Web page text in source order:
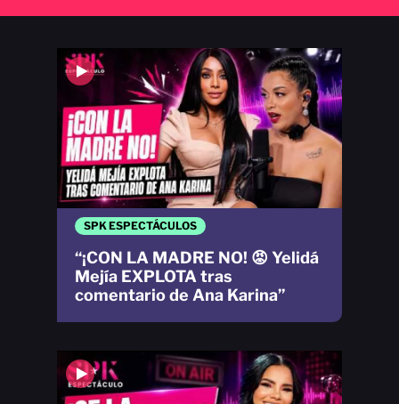
SPK ESPECTÁCULOS
“¡CON LA MADRE NO! 😡 Yelidá
Mejía EXPLOTA tras
comentario de Ana Karina”